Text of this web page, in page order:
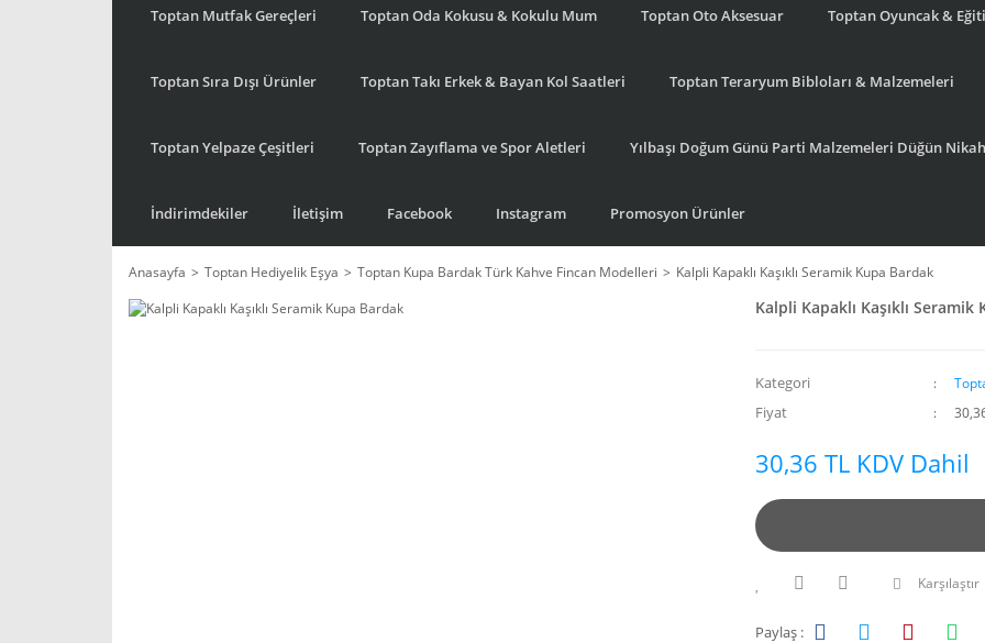
Toptan Mutfak Gereçleri Toptan Oda Kokusu & Kokulu Mum Toptan Oto Aksesuar Toptan Oyuncak &
Toptan Sıra Dışı Ürünler Toptan Takı Erkek & Bayan Kol Saatleri Toptan Teraryum Bibloları & Malzemeleri
Toptan Yelpaze Çeşitleri Toptan Zayıflama ve Spor Aletleri Yılbaşı Doğum Günü Parti Malzemeleri Düğün
İndirimdekiler İletişim Facebook Instagram Promosyon Ürünler
Anasayfa Toptan Hediyelik Eşya Toptan Kupa Bardak Türk Kahve Fincan Modelleri Kalpli Kapaklı Kaşıklı Seramik Kupa Bardak
Kalpli Kapaklı Kaşıklı Seramik
Kategori
Fiyat
30,36 TL KDV Dahil
Karşılaştır
Paylaş :